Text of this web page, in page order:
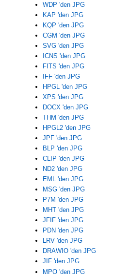
WDP 'den JPG
KAP 'den JPG
KQP 'den JPG
CGM 'den JPG
SVG 'den JPG
ICNS 'den JPG
FITS 'den JPG
IFF 'den JPG
HPGL 'den JPG
XPS 'den JPG
DOCX 'den JPG
THM 'den JPG
HPGL2 'den JPG
JPF 'den JPG
BLP 'den JPG
CLIP 'den JPG
ND2 'den JPG
EML 'den JPG
MSG 'den JPG
P7M 'den JPG
MHT 'den JPG
JFIF 'den JPG
PDN 'den JPG
LRV 'den JPG
DRAWIO 'den JPG
JIF 'den JPG
MPO 'den JPG